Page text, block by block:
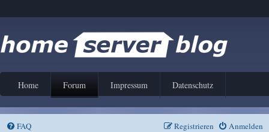
Home Forum Impressum Datenschutz
FAQ Anmelden
Registrieren